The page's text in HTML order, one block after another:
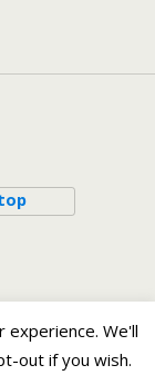
We'll
out if you wish.